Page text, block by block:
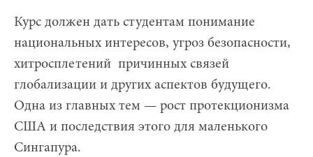
Курс должен дать студентам понимание
национальных интересов, угроз безопасности,
хитросплетений причинных связей
глобализации и других аспектов будущего.
Одна из главных тем — рост протекционизма
США и последствия этого для маленького
Сингапура.